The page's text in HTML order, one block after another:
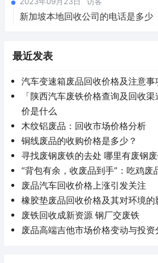
新加坡本地回收公司的电话是多少
最近发表
汽车变速箱废品回收价格及注意事
「陕西汽车废铁价格查询及回收
价是什么
木纹铝废品：回收市场价格分析
铜线废品的收购价格是多少？
寻找废钢废铁的去处 哪里有废钢
“背包有余，收废品到手”：吃鸡
废品汽车回收价格上涨引发关注
橡胶垫废品回收价格及其对环境的
废铁回收成新资源 钢厂交废铁
废品高端吉他市场价格变动与投资